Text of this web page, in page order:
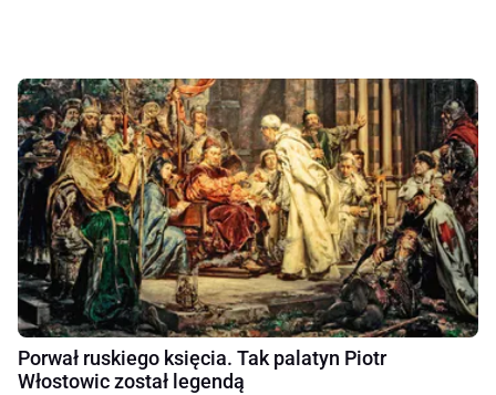
Porwał ruskiego księcia. Tak palatyn Piotr
Włostowic został legendą